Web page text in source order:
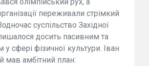
переживали стрімкий
суспільство Західної
досить пасивним та
у сфері фізичної культури. Іван
мав амбітний план: